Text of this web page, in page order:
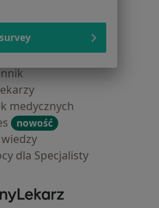
medycznych
nowość
wiedzy
dla Specjalisty
ZnanyLekarz - Strona główna